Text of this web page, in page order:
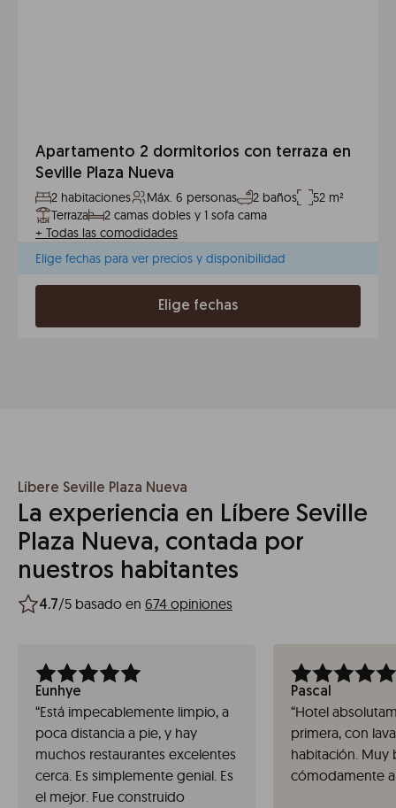
Apartamento 2 dormitorios con terraza en
Seville Plaza Nueva
2 habitaciones Máx. 6 personas 2 baños
52 m²
Terraza
2 camas dobles y 1 sofa cama
+ Todas las comodidades
Elige fechas para ver precios y disponibilidad
Elige fechas
Líbere Seville Plaza Nueva
La experiencia en Líbere Seville
Plaza Nueva, contada por
nuestros habitantes
4.7/5 basado en 674 opiniones
Eunhye
“Está impecablemente limpio, a
poca distancia a pie, y hay
muchos restaurantes excelentes
cerca. Es simplemente genial. Es
el mejor. Fue construido
Pascal
“Hotel
primera, con
habitación. Muy
cómodamente